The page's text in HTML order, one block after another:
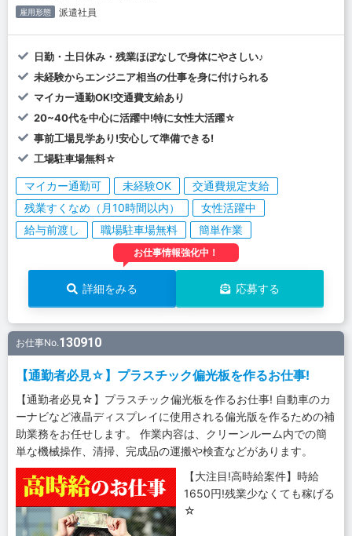
雇用形態 派遣社員
日勤・土日休み・残業ほぼなしで身体にやさしい♪
未経験からエンジニア相当の仕事を身に付けられる
マイカー通勤OK!交通費支給あり
20~40代を中心に活躍中!特に女性大活躍☆
事前工場見学あり!安心して準備できる!
工場駐車場無料☆
マイカー通勤可 未経験OK
交通費規定支給
残業すくなめ（月10時間以内）
女性活躍中
給与前渡し
職場駐車場無料 簡単作業
お仕事情報強化中！
詳細をみる 応募する
お仕事No.130910
【通勤者必見☆】プラスチック偏光板を作るお仕事!
【通勤者必見☆】プラスチック偏光板を作るお仕事! 自動車のカ
ーナビなど液晶ディスプレイに使用される偏光版を作るための補
助業務をお任せします。 作業内容は、クリーンルーム内での簡
単な機械操作、清掃、完成品の運搬や検査などがあります。
【大注目!高時給案件】時給
1650円!残業少なくても稼げる
☆